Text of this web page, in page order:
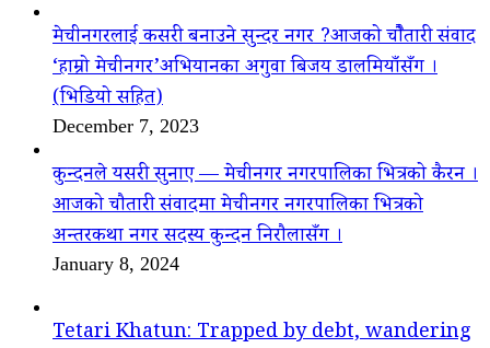
मेचीनगरलाई कसरी बनाउने सुन्दर नगर ?आजको चौैतारी संवाद
‘हाम्रो मेचीनगर’अभियानका अगुवा बिजय डालमियाँसँग ।
(भिडियो सहित)
December 7, 2023
कुन्दनले यसरी सुनाए — मेचीनगर नगरपालिका भित्रको कैरन ।
आजको चौतारी संवादमा मेचीनगर नगरपालिका भित्रको
अन्तरकथा नगर सदस्य कुन्दन निरौलासँग ।
January 8, 2024
Tetari Khatun: Trapped by debt, wandering